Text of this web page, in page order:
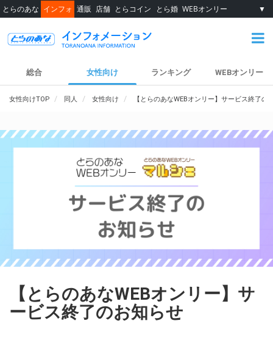
とらのあな インフォ 通販 店舗 とらコイン とら婚 WEBオンリー ▼
総合 女性向け ランキング WEBオンリー
女性向けTOP 同人 女性向け 【とらのあなWEBオンリー】サービス終了の
【とらのあなWEBオンリー】サ
ービス終了のお知らせ